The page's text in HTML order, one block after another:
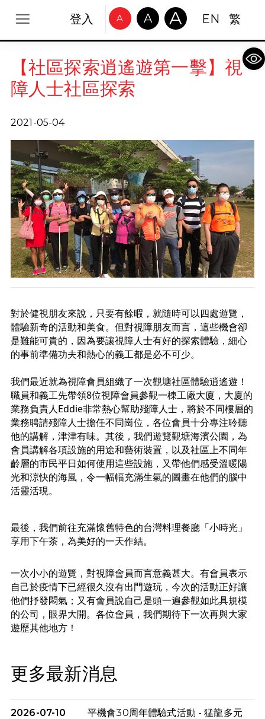
登入 A A A EN 繁
【社區探索逍遙遊第一擊】視
障人士社區探索
2021-05-04
對於健視朋友來說，只要有餘暇，就隨時可以四處遊覽，
體驗新奇的活動和美食。但對視障朋友而言，這些機會卻
是難能可貴的，因為要讓視障人士有好的探索體驗，細心
的事前準備功夫和熱心的義工都是必不可少。
我們最近就為視障會員組織了一次觀塘社區體驗逍遙遊！
職員和義工先帶領8位視障會員參觀一棟工廠大廈，大廈的
業務負責人Eddie非常熱心幫助殘障人士，將於不同樓層的
業務聘請殘障人士擔任不同崗位，各位會員十分專注聆聽
他的講解，津津有味。其後，我們遊覽觀塘海濱公園，為
會員講解各項設施的用途和藝術裝置，以及社區上不同年
齡層的市民平日如何使用這些設施，又帶他們感受溫暖陽
光和涼快的海風，令一幅幅充滿生氣的圖畫在他們的腦中
活靈活現。
最後，我們前往充滿懷舊特色的台灣料理餐廳「小時光」
享用下午茶，為美好的一天作結。
一次小小的遊覽，對視障會員而言意義甚大。有會員表示
自己於疫情下已經很久沒有出門遊玩，今次的活動正好讓
他們抒發悶氣；又有會員說自己是頭一遍參觀如此具規模
的公司，眼界大開。各位會員，我們期待下一次再與大家
遊歷其他地方！
更多最新消息
2026-07-10
平機會30周年體驗式活動 - 猛龍多元